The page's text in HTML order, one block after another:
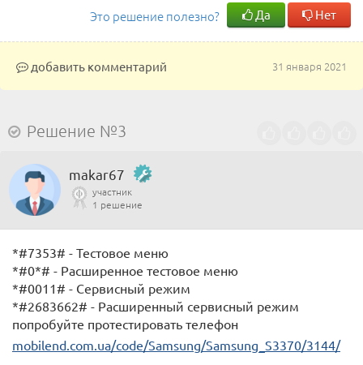
Это решение полезно? Да Нет
31 января 2021
добавить комментарий
Решение №3
makar67
участник
1 решение
*#7353# - Тестовое меню
*#0*# - Расширенное тестовое меню
*#0011# - Сервисный режим
*#2683662# - Расширенный сервисный режим
попробуйте протестировать телефон
mobilend.com.ua/code/Samsung/Samsung_S3370/3144/